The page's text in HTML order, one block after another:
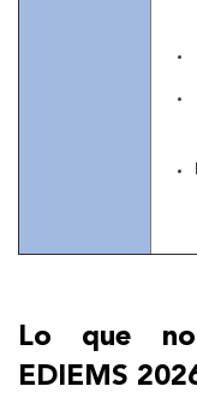
Lo que
EDIEMS